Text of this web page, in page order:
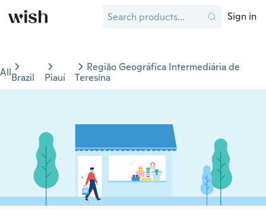
Sign in
AllBrazil Piauí
Região Geográfica Intermediária de
Teresina